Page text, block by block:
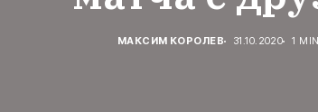
МАКСИМ КОРОЛЕВ 31.10.2020 1